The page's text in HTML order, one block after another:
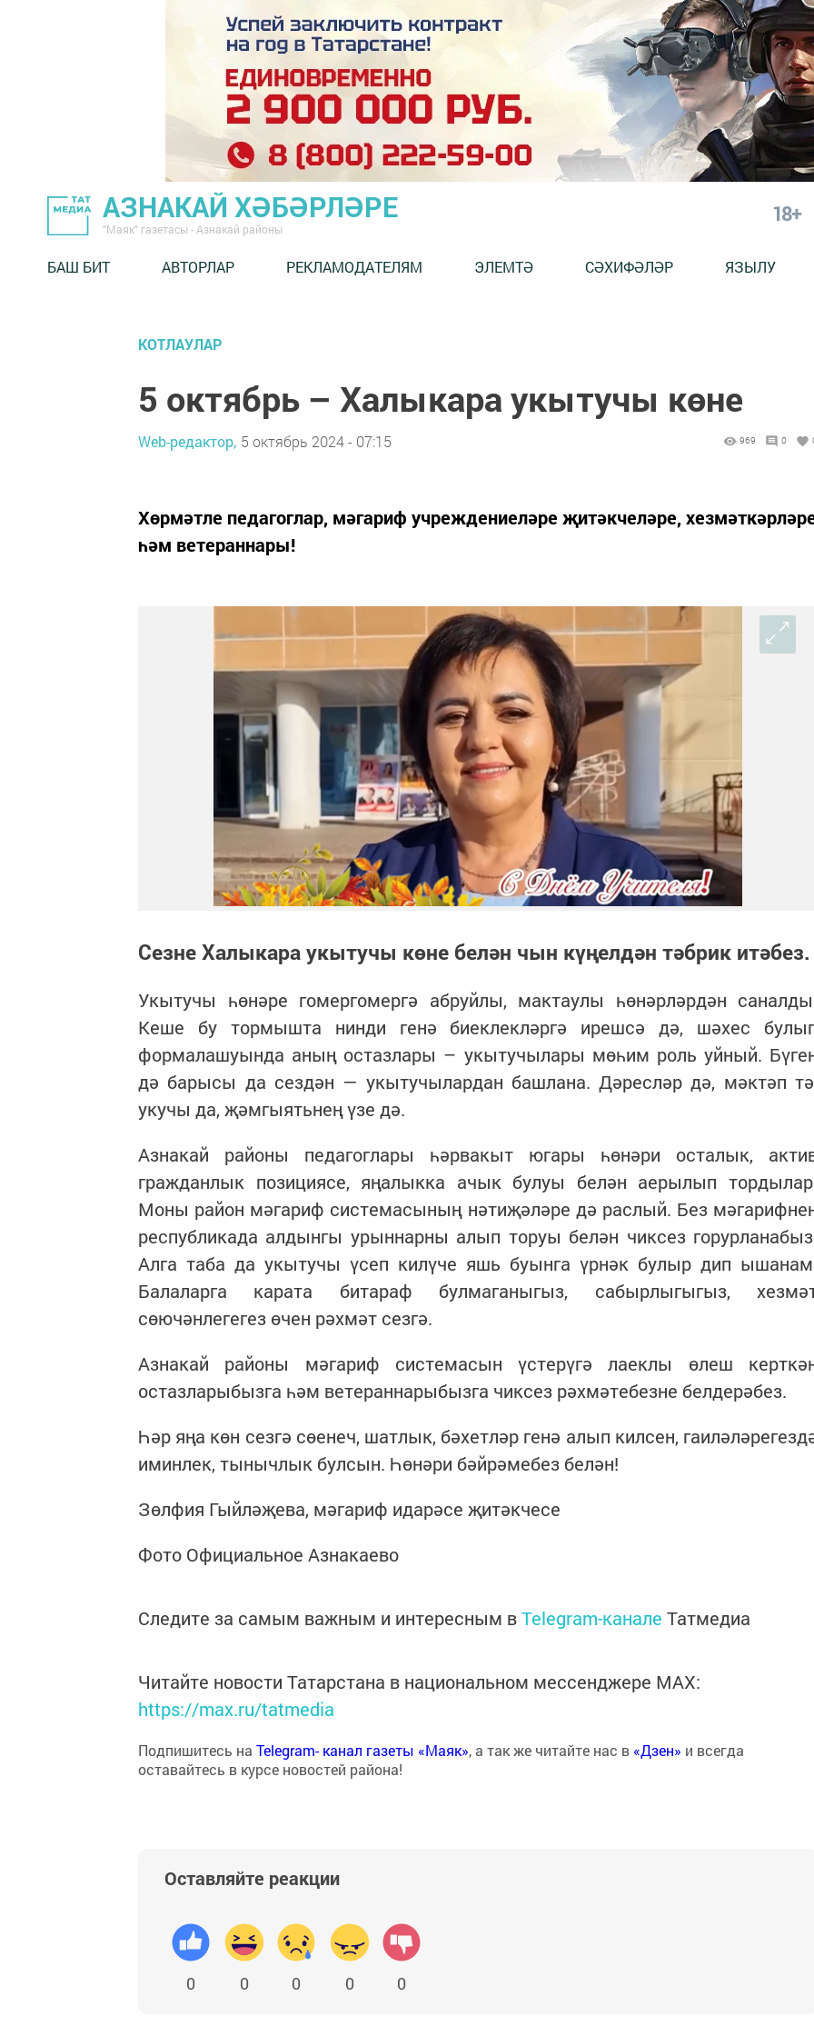
АЗНАКАЙ ХӘБӘРЛӘРЕ
"Маяк" газетасы - Азнакай районы
18+
БАШ БИТ АВТОРЛАР РЕКЛАМОДАТЕЛЯМ ЭЛЕМТӘ СӘХИФӘЛӘР ЯЗЫЛУ
КОТЛАУЛАР
5 октябрь – Халыкара укытучы көне
Web-редактор, 5 октябрь 2024 - 07:15 969 0
Хөрмәтле педагоглар, мәгариф учреждениеләре җитәкчеләре,
һәм ветераннары!
Сезне Халыкара укытучы көне белән чын күңелдән тәбрик итәбез.
Укытучы һөнәре гомергомергә абруйлы, мактаулы һөнәрләрдән
Кеше бу тормышта нинди генә биеклекләргә ирешсә дә, шәхес
формалашуында аның остазлары – укытучылары мөһим роль уйный.
дә барысы да сездән — укытучылардан башлана. Дәресләр дә, мәктәп
укучы да, җәмгыятьнең үзе дә.
Азнакай районы педагоглары һәрвакыт югары һөнәри осталык,
гражданлык позициясе, яңалыкка ачык булуы белән аерылып
Моны район мәгариф системасының нәтиҗәләре дә раслый. Без
республикада алдынгы урыннарны алып торуы белән чиксез
Алга таба да укытучы үсеп килүче яшь буынга үрнәк булыр дип
Балаларга карата битараф булмаганыгыз, сабырлыгыгыз,
сөючәнлегегез өчен рәхмәт сезгә.
Азнакай районы мәгариф системасын үстерүгә лаеклы өлеш
остазларыбызга һәм ветераннарыбызга чиксез рәхмәтебезне белдерәбез.
Һәр яңа көн сезгә сөенеч, шатлык, бәхетләр генә алып килсен,
иминлек, тынычлык булсын. Һөнәри бәйрәмебез белән!
Зөлфия Гыйләҗева, мәгариф идарәсе җитәкчесе
Фото Официальное Азнакаево
Следите за самым важным и интересным вTelegram-канале Татмедиа
Читайте новости Татарстана в национальном мессенджере MАХ:
https://max.ru/tatmedia
Подпишитесь на Telegram- канал газеты «Маяк», а так же читайте нас в «Дзен» и всегда
оставайтесь в курсе новостей района!
Оставляйте реакции
0 0 0 0 0